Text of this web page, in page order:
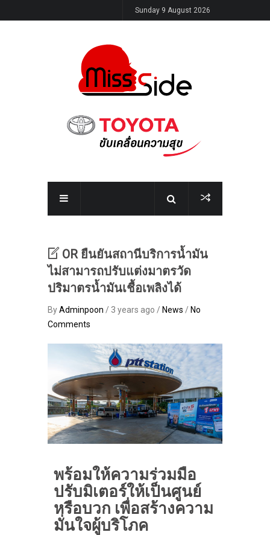
Sunday 9 August 2026
OR ยืนยันสถานีบริการน้ำมัน
ไม่สามารถปรับแต่งมาตรวัด
ปริมาตรน้ำมันเชื้อเพลิงได้
ByAdminpoon / 3 years ago / News / No
Comments
พร้อมให้ความร่วมมือ
ปรับมิเตอร์ให้เป็นศูนย์
หรือบวก เพื่อสร้างความ
มั่นใจผู้บริโภค